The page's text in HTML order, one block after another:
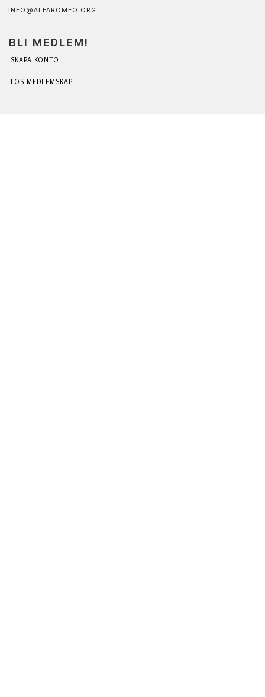
INFO@ALFAROMEO.ORG
BLI MEDLEM!
SKAPA KONTO
LÖS MEDLEMSKAP